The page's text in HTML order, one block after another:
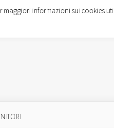
informazioni sui cookies